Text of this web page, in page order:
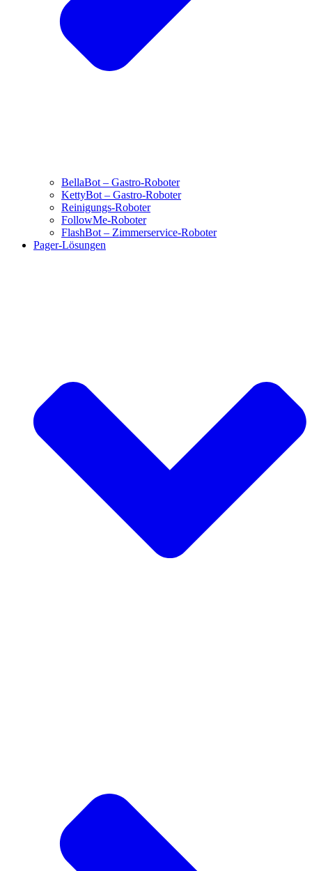
BellaBot – Gastro-Roboter
KettyBot – Gastro-Roboter
Reinigungs-Roboter
FollowMe-Roboter
FlashBot – Zimmerservice-Roboter
Pager-Lösungen